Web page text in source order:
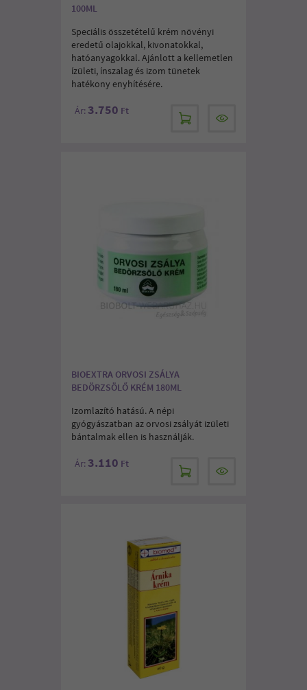
100ML
Speciális összetételű krém növényi
eredetű olajokkal, kivonatokkal,
hatóanyagokkal. Ajánlott a kellemetlen
ízületi, ínszalag és izom tünetek
hatékony enyhítésére.
Ár: 3.750 Ft
BIOEXTRA ORVOSI ZSÁLYA
BEDÖRZSÖLŐ KRÉM 180ML
Izomlazító hatású. A népi
gyógyászatban az orvosi zsályát izületi
bántalmak ellen is használják.
Ár: 3.110 Ft